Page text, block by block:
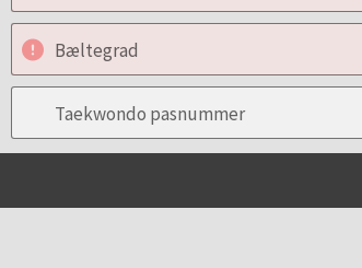
Bæltegrad
Taekwondo pasnummer